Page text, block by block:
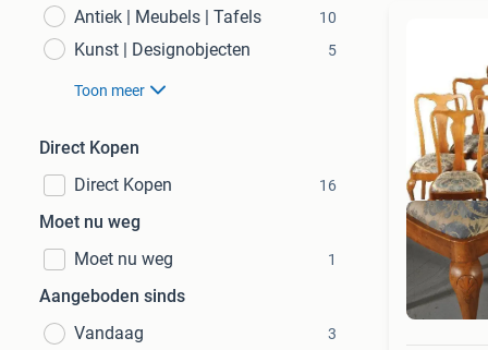
Antiek | Meubels | Tafels 10
Kunst | Designobjecten 5
Toon meer
Direct Kopen
Direct Kopen
16
Moet nu weg
Moet nu weg
1
Aangeboden sinds
Vandaag
3